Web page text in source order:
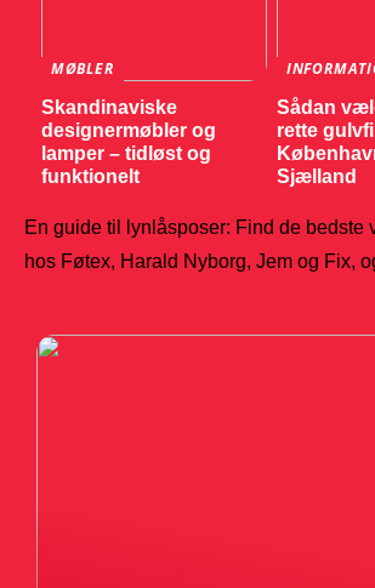
MØBLER
Skandinaviske
designermøbler og
lamper – tidløst og
funktionelt
Sådan
rette
Sjælland
En guide til lynlåsposer: Find de bedste
hos Føtex, Harald Nyborg, Jem og Fix,